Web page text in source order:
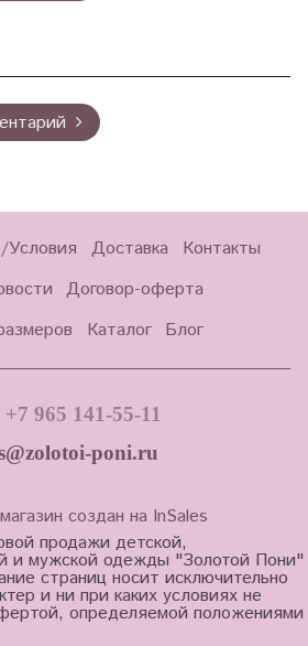
Условия Доставка
Контакты
Договор-оферта
Каталог Блог
+7 965 141-55-11
poni.ru
создан на InSales
продажи детской,
и мужской одежды "Золотой Пони"
страниц носит исключительно
и ни при каких условиях не
определяемой положениями